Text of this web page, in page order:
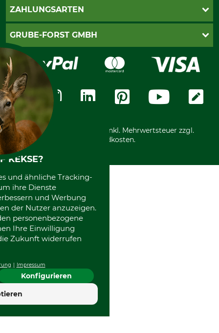
AGB
Widerrufsrecht
Widerrufsformular
Datenschutz
Zahlungsarten
ZAHLUNGSARTEN
PayPal
Kreditkarte
Rechnung
Vorkasse
GRUBE-FORST GMBH
Karriere
Über uns
Messetermine
Community
International
*Alle Preise in Euro und inkl. Mehrwertsteuer zzgl.
Versandkosten.
KEKSE?
und ähnliche Tracking-
ihre Dienste
und Werbung
der Nutzer anzuzeigen.
personenbezogene
Ihre Einwilligung
Zukunft widerrufen
Impressum
Konfigurieren